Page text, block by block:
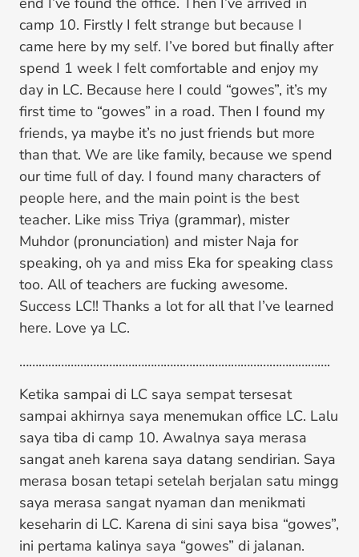
camp 10. Firstly I felt strange but because I
came here by my self. I’ve bored but finally after
spend 1 week I felt comfortable and enjoy my
day in LC. Because here I could “gowes”, it’s my
first time to “gowes” in a road. Then I found my
friends, ya maybe it’s no just friends but more
than that. We are like family, because we spend
our time full of day. I found many characters of
people here, and the main point is the best
teacher. Like miss Triya (grammar), mister
Muhdor (pronunciation) and mister Naja for
speaking, oh ya and miss Eka for speaking class
too. All of teachers are fucking awesome.
Success LC!! Thanks a lot for all that I’ve learned
here. Love ya LC.
…………………………………………………………………………………….
Ketika sampai di LC saya sempat tersesat
sampai akhirnya saya menemukan office LC. Lalu
saya tiba di camp 10. Awalnya saya merasa
sangat aneh karena saya datang sendirian. Saya
merasa bosan tetapi setelah berjalan satu mingg
saya merasa sangat nyaman dan menikmati
keseharin di LC. Karena di sini saya bisa “gowes”,
ini pertama kalinya saya “gowes” di jalanan.